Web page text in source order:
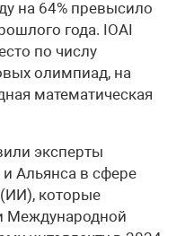
на 64% превысило
года. IOAI
по числу
олимпиад, на
математическая
эксперты
и Альянса в сфере
(ИИ), которые
Международной